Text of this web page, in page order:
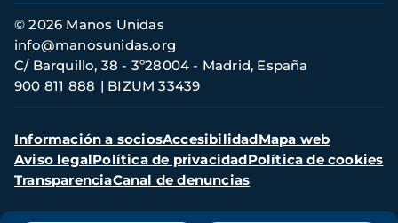
Información
de
contacto
© 2026 Manos Unidas
C/ Barquillo, 38 - 3º28004 - Madrid, España
900 811 888
BIZUM 33439
info@manosunidas.org
Menú
secundario
Información a sociosAccesibilidadMapa web
Aviso legalPolítica de privacidadPolítica de cookies
TransparenciaCanal de denuncias